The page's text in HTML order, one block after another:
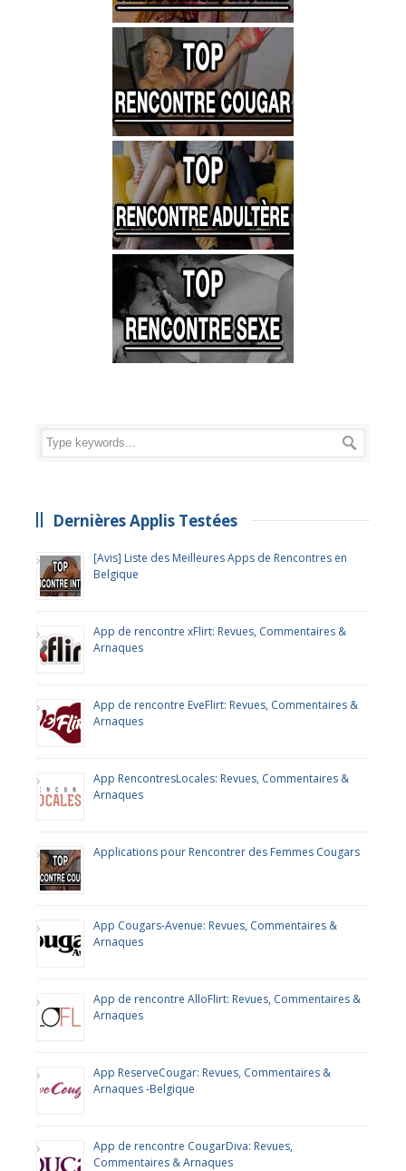
Dernières Applis Testées
[Avis] Liste des Meilleures Apps de Rencontres en
Belgique
App de rencontre xFlirt: Revues, Commentaires &
Arnaques
App de rencontre EveFlirt: Revues, Commentaires &
Arnaques
App RencontresLocales: Revues, Commentaires &
Arnaques
Applications pour Rencontrer des Femmes Cougars
App Cougars-Avenue: Revues, Commentaires &
Arnaques
App de rencontre AlloFlirt: Revues, Commentaires &
Arnaques
App ReserveCougar: Revues, Commentaires &
Arnaques -Belgique
App de rencontre CougarDiva: Revues,
Commentaires & Arnaques